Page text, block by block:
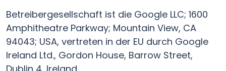
Betreibergesellschaft ist die Google LLC; 1600
Amphitheatre Parkway; Mountain View, CA
94043; USA, vertreten in der EU durch Google
Ireland Ltd., Gordon House, Barrow Street,